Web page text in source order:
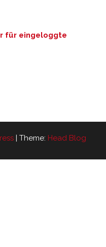
für eingeloggte
| Theme: Head Blog